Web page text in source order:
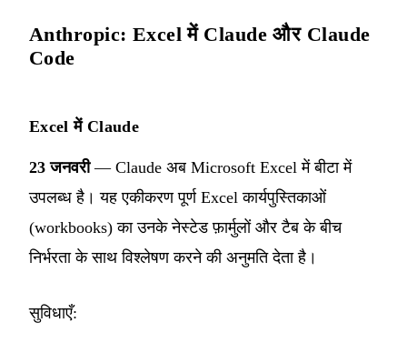
Anthropic: Excel में Claude और Claude
Code
Excel में Claude
23 जनवरी— Claude अब Microsoft Excel में बीटा में
उपलब्ध है। यह एकीकरण पूर्ण Excel कार्यपुस्तिकाओं
(workbooks) का उनके नेस्टेड फ़ार्मुलों और टैब के बीच
निर्भरता के साथ विश्लेषण करने की अनुमति देता है।
सुविधाएँ: